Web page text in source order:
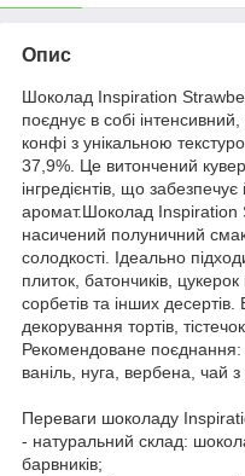
Опис
Шоколад Inspiration
поєднує в собі
конфі з унікальною
37,9%. Це витончений
інгредієнтів, що
аромат.Шоколад Inspiration
насичений полуничний
солодкості. Ідеально
плиток, батончиків,
сорбетів та інших
декорування тортів,
Рекомендоване поєднання:
ваніль, нуга, вербена, чай
Переваги шоколаду
- натуральний склад:
барвників;